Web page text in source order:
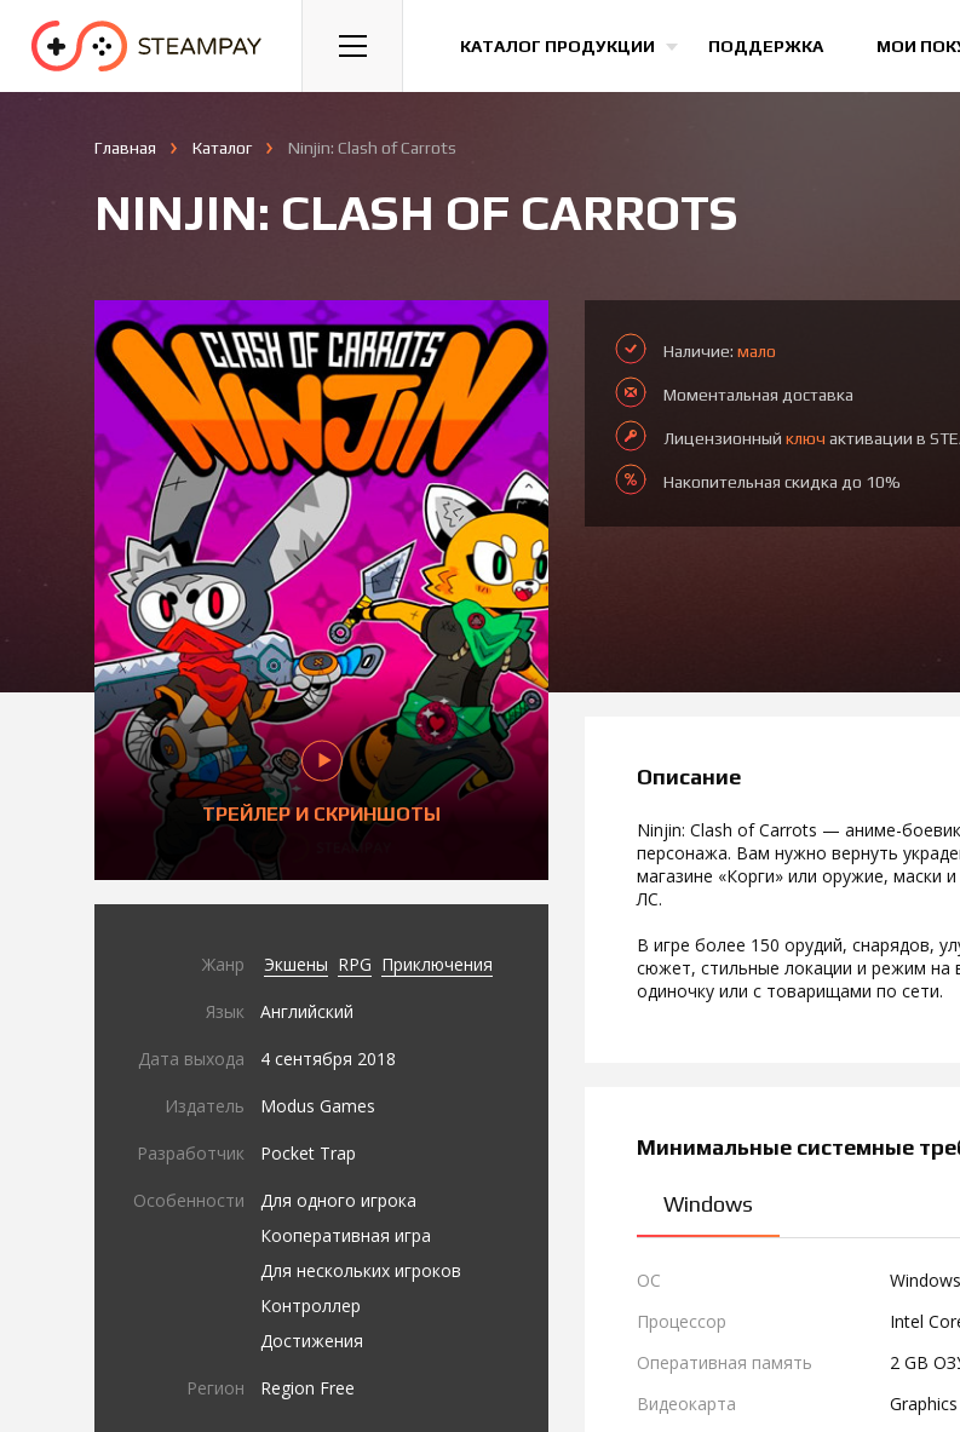
КАТАЛОГ ПРОДУКЦИИ ПОДДЕРЖКА МОИ
Спорт Гонки Казуальные Все игры
Главная Каталог Ninjin: Clash of Carrots
NINJIN: CLASH OF CARROTS
ТРЕЙЛЕР И СКРИНШОТЫ
Жанр Экшены RPG Приключения
Язык Английский
Дата выхода 4 сентября 2018
Издатель Modus Games
Разработчик Pocket Trap
Особенности
Для одного игрока
Кооперативная игра
Для нескольких игроков
Контроллер
Достижения
Регион Region Free
Наличие: мало
Моментальная доставка
Лицензионный ключ активации в
Накопительная скидка до 10%
Описание
Ninjin: Clash of Carrots — аниме-
персонажа. Вам нужно вернуть
магазине «Корги» или оружие, маски
ЛС.
В игре более 150 орудий, снарядов,
сюжет, стильные локации и режим на
одиночку или с товарищами по сети.
Минимальные системные
Windows
ОС
Процессор
Intel
Оперативная память
2 GB
Видеокарта